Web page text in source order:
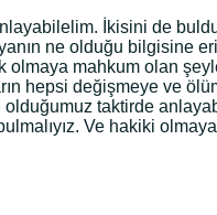
İkisini de
ne olduğu bilgisine
mahkum olan
hepsi değişmeye ve
taktirde
Ve hakiki